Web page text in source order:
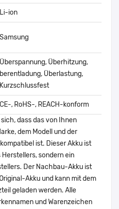
Li-ion
Samsung
Überspannung, Überhitzung,
berentladung, Überlastung,
Kurzschlussfest
CE-, RoHS-, REACH-konform
dass das von Ihnen
dem Modell und der
ist. Dieser Akku ist
sondern ein
Der Nachbau-Akku ist
Akku und kann mit dem
geladen werden. Alle
und Warenzeichen